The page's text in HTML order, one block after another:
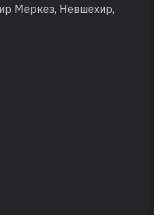
Меркез, Невшехир,